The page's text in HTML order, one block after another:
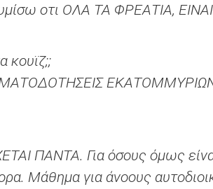
οτι ΟΛΑ ΤΑ ΦΡΕΑΤΙΑ,
κουϊζ;;
ΠΑΝΤΑ. Για όσους όμως
Μάθημα για άνοους